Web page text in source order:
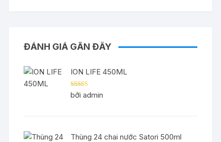
ĐÁNH GIÁ GẦN ĐÂY
ION LIFE 450ML
Được xếp
hạng55 sao
bởi admin
Thùng 24 chai nước Satori 500ml